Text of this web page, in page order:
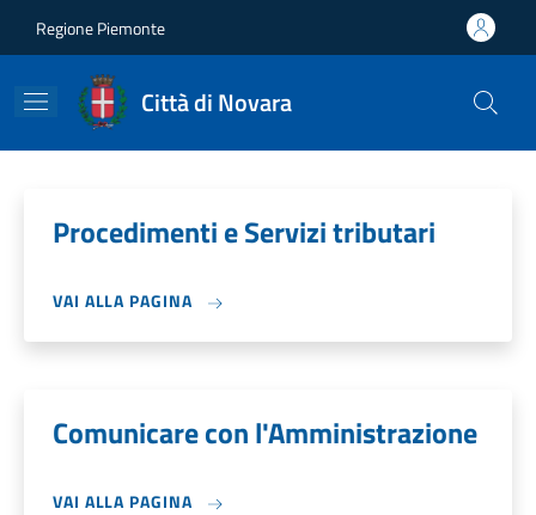
Regione Piemonte
Città di Novara
Procedimenti e Servizi tributari
VAI ALLA PAGINA
Comunicare con l'Amministrazione
VAI ALLA PAGINA